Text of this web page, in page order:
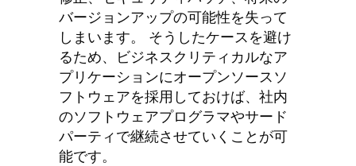
バージョンアップの可能性を失って
しまいます。 そうしたケースを避け
るため、ビジネスクリティカルなア
プリケーションにオープンソースソ
フトウェアを採用しておけば、社内
のソフトウェアプログラマやサード
パーティで継続させていくことが可
能です。